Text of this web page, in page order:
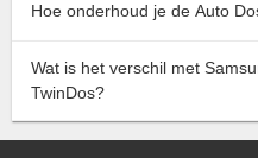
Hoe onderhoud je de Auto
Wat is het verschil met
TwinDos?